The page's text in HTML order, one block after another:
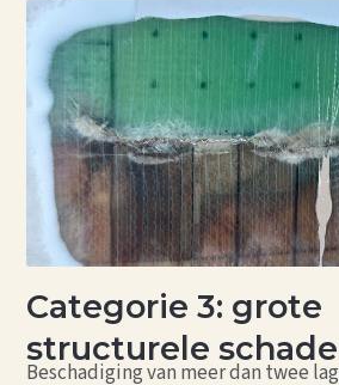
Categorie 3: grote
structurele schade
Beschadiging van meer dan twee